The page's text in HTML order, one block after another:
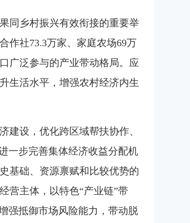
同乡村振兴有效衔接的重要举
作社73.3万家、家庭农场69万
广泛参与的产业带动格局。应
生活水平，增强农村经济内生
建设，优化跨区域帮扶协作、
一步完善集体经济收益分配机
基础、资源禀赋和比较优势的
营主体，以特色“产业链”带
强抵御市场风险能力，带动脱